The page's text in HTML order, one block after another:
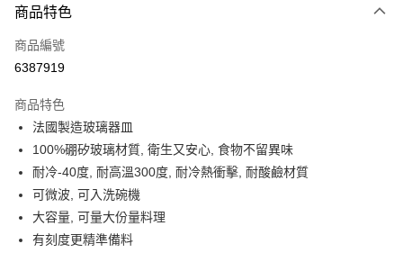
信用卡一次付款
信用卡分期付款
合作金庫商業銀行
華南商業銀行
上海商業儲蓄銀行
台北富邦商業銀行
國泰世華商業銀行
兆豐國際商業銀行
臺灣中小企業銀行
匯豐（台灣）商業銀行
聯邦商業銀行
元大商業銀行
LINE Pay
Apple Pay
街口支付
悠遊付
商品特色
商品編號
6387919
商品特色
法國製造玻璃器皿
100%硼矽玻璃材質, 衛生又安心, 食物不留異味
耐冷-40度, 耐高溫300度, 耐冷熱衝擊, 耐酸鹼材質
可微波, 可入洗碗機
大容量, 可量大份量料理
有刻度更精準備料